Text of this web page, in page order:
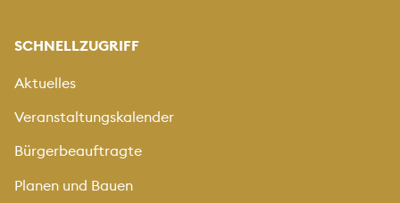
SCHNELLZUGRIFF
Aktuelles
Veranstaltungskalender
Bürgerbeauftragte
Planen und Bauen